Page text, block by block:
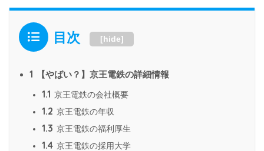
目次 [hide]
1 【やばい？】京王電鉄の詳細情報
1.1 京王電鉄の会社概要
1.2 京王電鉄の年収
1.3 京王電鉄の福利厚生
1.4 京王電鉄の採用大学